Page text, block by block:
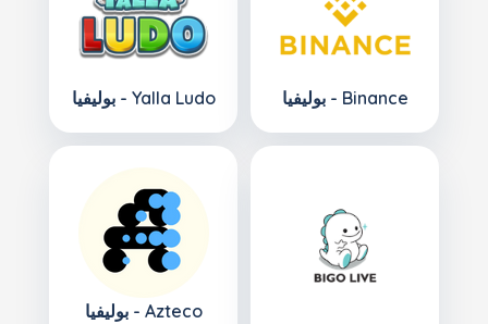
بوليفيا - Yalla Ludo بوليفيا - Binance
بوليفيا - Azteco